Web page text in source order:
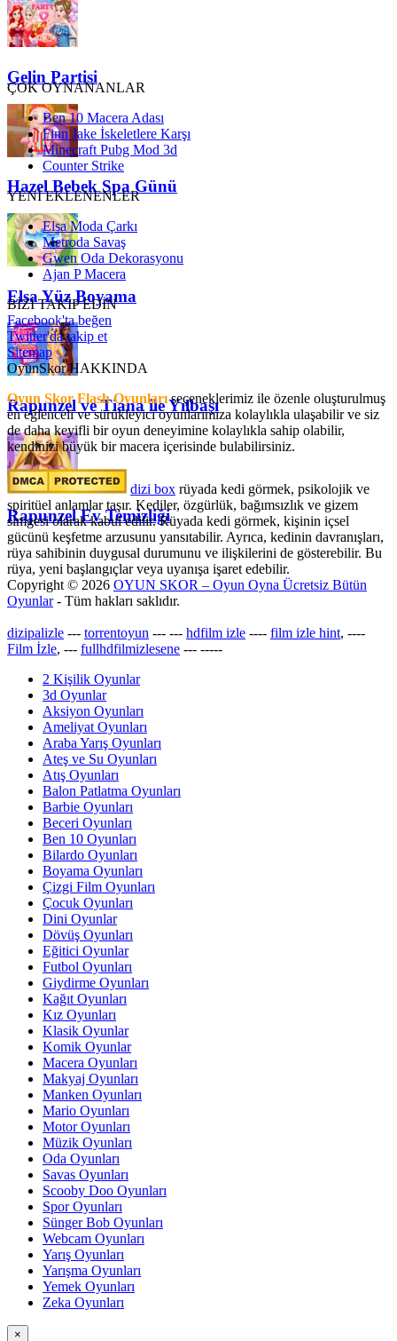
Gelin Partisi
Hazel Bebek Spa Günü
Elsa Yüz Boyama
Rapunzel ve Tiana ile Yılbaşı
Rapunzel Ev Temizliği
ÇOK OYNANANLAR
Ben 10 Macera Adası
Finn Jake İskeletlere Karşı
Minecraft Pubg Mod 3d
Counter Strike
YENİ EKLENENLER
Elsa Moda Çarkı
Metroda Savaş
Gwen Oda Dekorasyonu
Ajan P Macera
BİZİ TAKİP EDİN
Facebook'ta beğen
Twitter'da takip et
Sitemap
OyunSkor HAKKINDA
Oyun Skor Flash Oyunlarıseçeneklerimiz ile özenle oluşturulmuş
en eğlenceli ve sürükleyici oyunlarımıza kolaylıkla ulaşabilir ve siz
de daha keyifli bir oyun deneyimine kolaylıkla sahip olabilir,
kendinizi büyük bir macera içerisinde bulabilirsiniz.
dizi box rüyada kedi görmek​, psikolojik ve
spiritüel anlamlar taşır. Kediler, özgürlük, bağımsızlık ve gizem
simgesi olarak kabul edilir. Rüyada kedi görmek, kişinin içsel
gücünü keşfetme arzusunu yansıtabilir. Ayrıca, kedinin davranışları,
rüya sahibinin duygusal durumunu ve ilişkilerini de gösterebilir. Bu
rüya, yeni başlangıçlar veya uyanışa işaret edebilir.
Copyright © 2026 OYUN SKOR – Oyun Oyna Ücretsiz Bütün
Oyunlar- Tüm hakları saklıdır.
dizipalizle --- torrentoyun --- --- hdfilm izle ---- film izle hint, ----
Film İzle, --- fullhdfilmizlesene --- -----
2 Kişilik Oyunlar
3d Oyunlar
Aksiyon Oyunları
Ameliyat Oyunları
Araba Yarış Oyunları
Ateş ve Su Oyunları
Atış Oyunları
Balon Patlatma Oyunları
Barbie Oyunları
Beceri Oyunları
Ben 10 Oyunları
Bilardo Oyunları
Boyama Oyunları
Çizgi Film Oyunları
Çocuk Oyunları
Dini Oyunlar
Dövüş Oyunları
Eğitici Oyunlar
Futbol Oyunları
Giydirme Oyunları
Kağıt Oyunları
Kız Oyunları
Klasik Oyunlar
Komik Oyunlar
Macera Oyunları
Makyaj Oyunları
Manken Oyunları
Mario Oyunları
Motor Oyunları
Müzik Oyunları
Oda Oyunları
Savas Oyunları
Scooby Doo Oyunları
Spor Oyunları
Sünger Bob Oyunları
Webcam Oyunları
Yarış Oyunları
Yarışma Oyunları
Yemek Oyunları
Zeka Oyunları
×